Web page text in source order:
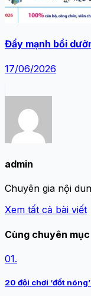
Đẩy mạnh bồi
17/06/2026
admin
Chuyên gia nội
Xem tất cả bài viết
Cùng chuyên mục
01.
20 đội chơi ‘đốt